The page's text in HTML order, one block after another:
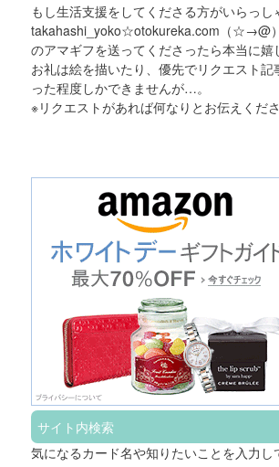
もし生活支援をしてくださる方がいらっし
takahashi_yoko☆otokureka.com（☆→@
のアマギフを送ってくださったら本当に嬉
お礼は絵を描いたり、優先でリクエスト
った程度しかできませんが…。
※リクエストがあれば何なりとお伝えくだ
サイト内検索
気になるカード名や知りたいことを入力し